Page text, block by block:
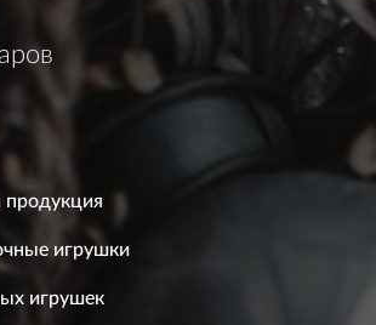
продукция
игрушки
игрушек